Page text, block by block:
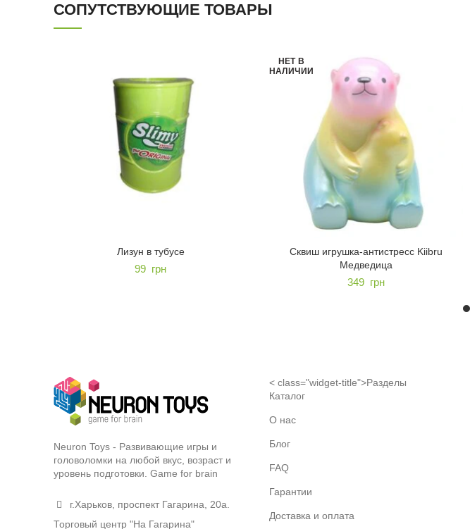
СОПУТСТВУЮЩИЕ ТОВАРЫ
Лизун в тубусе
99 грн
НЕТ В
НАЛИЧИИ
Сквиш игрушка-антистресс Kiibru
Медведица
349 грн
Neuron Toys - Развивающие игры и
головоломки на любой вкус, возраст и
уровень подготовки. Game for brain
г.Харьков, проспект Гагарина, 20а.
Торговый центр "На Гагарина"
< class="widget-title">Разделы
Каталог
О нас
Блог
FAQ
Гарантии
Доставка и оплата